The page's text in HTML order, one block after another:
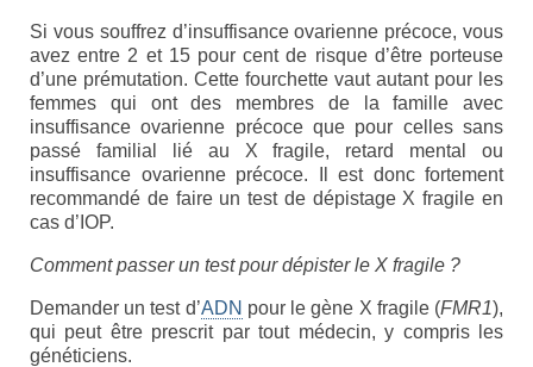
Si vous souffrez d’insuffisance ovarienne précoce, vous
avez entre 2 et 15 pour cent de risque d’être porteuse
d’une prémutation. Cette fourchette vaut autant pour les
femmes qui ont des membres de la famille avec
insuffisance ovarienne précoce que pour celles sans
passé familial lié au X fragile, retard mental ou
insuffisance ovarienne précoce. Il est donc fortement
recommandé de faire un test de dépistage X fragile en
cas d’IOP.
Comment passer un test pour dépister le X fragile ?
Demander un test d’ADN pour le gène X fragile (FMR1),
qui peut être prescrit par tout médecin, y compris les
généticiens.